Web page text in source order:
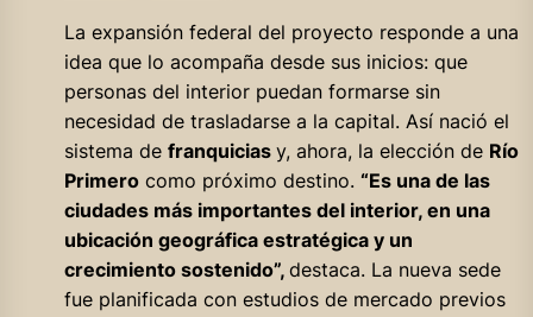
La expansión federal del proyecto responde a una
idea que lo acompaña desde sus inicios: que
personas del interior puedan formarse sin
necesidad de trasladarse a la capital. Así nació el
sistema de franquicias y, ahora, la elección de Río
Primerocomo próximo destino. “Es una de las
ciudades más importantes del interior, en una
ubicación geográfica estratégica y un
crecimiento sostenido”, destaca. La nueva sede
fue planificada con estudios de mercado previos